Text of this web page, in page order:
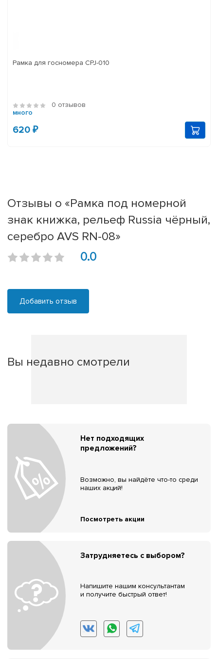
Рамка для госномера CPJ-010
0 отзывов
много
620 ₽
Отзывы о «Рамка под номерной
знак книжка, рельеф Russia чёрный,
серебро AVS RN-08»
0.0
Добавить отзыв
Вы недавно смотрели
Нет подходящих
предложений?
Возможно, вы найдёте что-то среди
наших акций!
Посмотреть акции
Затрудняетесь с выбором?
Напишите нашим консультантам
и получите быстрый ответ!